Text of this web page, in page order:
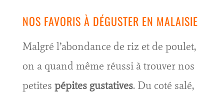
NOS FAVORIS À DÉGUSTER EN MALAISIE
Malgré l’abondance de riz et de poulet,
on a quand même réussi à trouver nos
petites pépites gustatives. Du coté salé,